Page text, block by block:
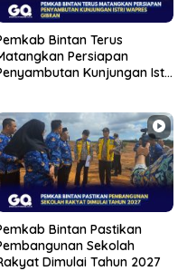
Bintan Terus
Persiapan
Kunjungan Istri
Bintan Pastikan
Sekolah
Dimulai Tahun 2027